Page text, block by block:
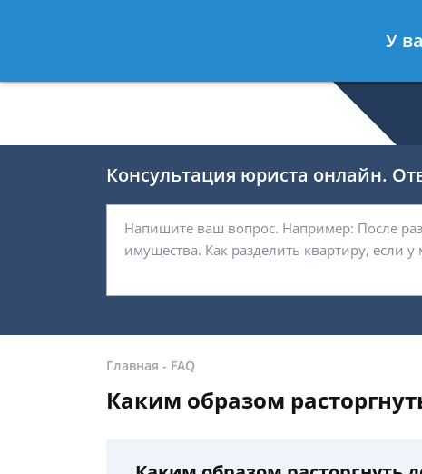
- Юрист по
Консультация юриста онлайн.
Главная - FAQ
Каким образом
У